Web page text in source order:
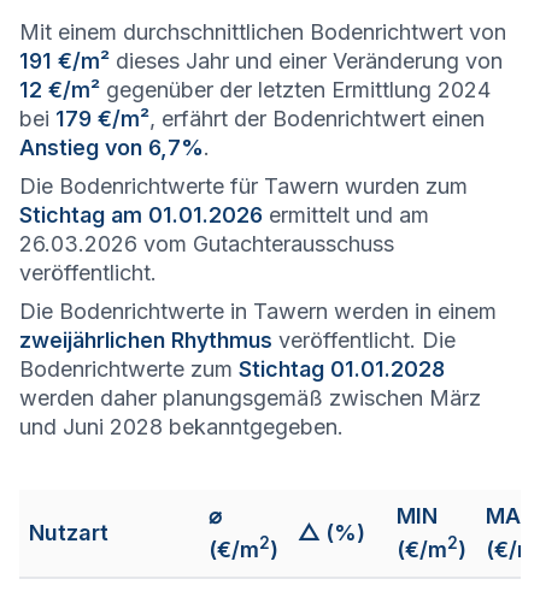
Mit einem durchschnittlichen Bodenrichtwert von
191 €/m² dieses Jahr und einer Veränderung von
12 €/m² gegenüber der letzten Ermittlung 2024
bei 179 €/m², erfährt der Bodenrichtwert einen
Anstieg von 6,7%.
Die Bodenrichtwerte für Tawern wurden zum
Stichtag am 01.01.2026 ermittelt und am
26.03.2026 vom Gutachterausschuss
veröffentlicht.
Die Bodenrichtwerte in Tawern werden in einem
zweijährlichen Rhythmus veröffentlicht. Die
Bodenrichtwerte zum Stichtag 01.01.2028
werden daher planungsgemäß zwischen März
und Juni 2028 bekanntgegeben.
Nutzart
⌀
(€/m2)
△ (%)
MIN
(€/m2)
MAX
(€/m